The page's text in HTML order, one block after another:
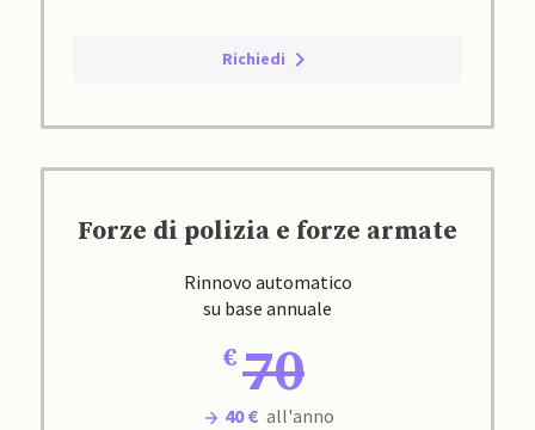
Richiedi
Forze di polizia e forze armate
Rinnovo automatico
su base annuale
70
40 € all'anno